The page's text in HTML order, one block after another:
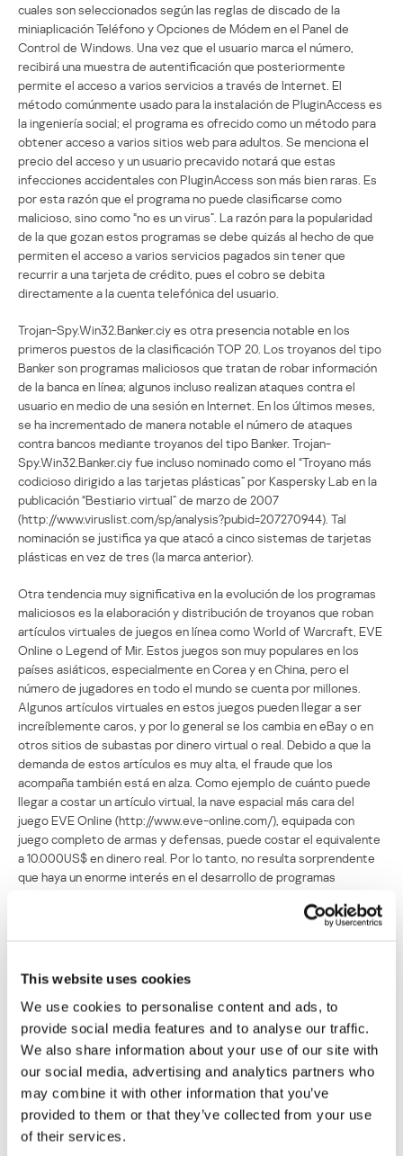
This website uses cookies
We use cookies to personalise content and ads, to
provide social media features and to analyse our traffic.
We also share information about your use of our site with
our social media, advertising and analytics partners who
may combine it with other information that you’ve
provided to them or that they’ve collected from your use
of their services.
cuales son seleccionados según las reglas de discado de la
miniaplicación Teléfono y Opciones de Módem en el Panel de
Control de Windows. Una vez que el usuario marca el número,
recibirá una muestra de autentificación que posteriormente
permite el acceso a varios servicios a través de Internet. El
método comúnmente usado para la instalación de PluginAccess es
la ingeniería social; el programa es ofrecido como un método para
obtener acceso a varios sitios web para adultos. Se menciona el
precio del acceso y un usuario precavido notará que estas
infecciones accidentales con PluginAccess son más bien raras. Es
por esta razón que el programa no puede clasificarse como
malicioso, sino como “no es un virus”. La razón para la popularidad
de la que gozan estos programas se debe quizás al hecho de que
permiten el acceso a varios servicios pagados sin tener que
recurrir a una tarjeta de crédito, pues el cobro se debita
directamente a la cuenta telefónica del usuario.
Trojan-Spy.Win32.Banker.ciy es otra presencia notable en los
primeros puestos de la clasificación TOP 20. Los troyanos del tipo
Banker son programas maliciosos que tratan de robar información
de la banca en línea; algunos incluso realizan ataques contra el
usuario en medio de una sesión en Internet. En los últimos meses,
se ha incrementado de manera notable el número de ataques
contra bancos mediante troyanos del tipo Banker. Trojan-
Spy.Win32.Banker.ciy fue incluso nominado como el “Troyano más
codicioso dirigido a las tarjetas plásticas” por Kaspersky Lab en la
publicación “Bestiario virtual” de marzo de 2007
(http://www.viruslist.com/sp/analysis?pubid=207270944). Tal
nominación se justifica ya que atacó a cinco sistemas de tarjetas
plásticas en vez de tres (la marca anterior).
Otra tendencia muy significativa en la evolución de los programas
maliciosos es la elaboración y distribución de troyanos que roban
artículos virtuales de juegos en línea como World of Warcraft, EVE
Online o Legend of Mir. Estos juegos son muy populares en los
países asiáticos, especialmente en Corea y en China, pero el
número de jugadores en todo el mundo se cuenta por millones.
Algunos artículos virtuales en estos juegos pueden llegar a ser
increíblemente caros, y por lo general se los cambia en eBay o en
otros sitios de subastas por dinero virtual o real. Debido a que la
demanda de estos artículos es muy alta, el fraude que los
acompaña también está en alza. Como ejemplo de cuánto puede
llegar a costar un artículo virtual, la nave espacial más cara del
juego EVE Online (http://www.eve-online.com/), equipada con
juego completo de armas y defensas, puede costar el equivalente
a 10.000US$ en dinero real. Por lo tanto, no resulta sorprendente
que haya un enorme interés en el desarrollo de programas
de este género. Aunque existen muchas modificaciones de este
troyano, la mayoría de ellas están dirigidos al juego en línea World
of Warcraft (http://www.worldofwarcraft.com/). Estos programas
monitorean el proceso del juego y recogen información sobre
todas las teclas pulsadas por el usuario, y esta información es
posteriormente enviada a los atacantes, quienes luego pueden
ingresar al juego mediante una cuenta robada y vender artículos,
dinero virtual o personajes. Para evitar ser detectados, usan
complejos esquemas de lavado de dinero virtual, dificultando en
gran medida el rastreo de la propiedad virtual.